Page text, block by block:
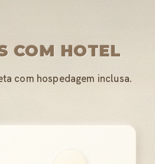
COM HOTEL
com hospedagem inclusa.